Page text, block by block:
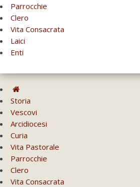
Parrocchie
Clero
Vita Consacrata
Laici
Enti
Storia
Vescovi
Arcidiocesi
Curia
Vita Pastorale
Parrocchie
Clero
Vita Consacrata